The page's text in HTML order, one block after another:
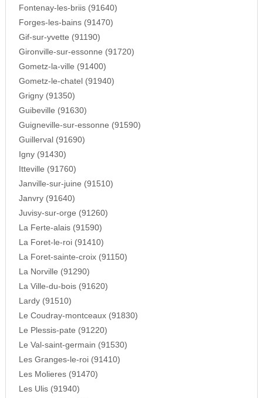
Fontenay-les-briis (91640)
Forges-les-bains (91470)
Gif-sur-yvette (91190)
Gironville-sur-essonne (91720)
Gometz-la-ville (91400)
Gometz-le-chatel (91940)
Grigny (91350)
Guibeville (91630)
Guigneville-sur-essonne (91590)
Guillerval (91690)
Igny (91430)
Itteville (91760)
Janville-sur-juine (91510)
Janvry (91640)
Juvisy-sur-orge (91260)
La Ferte-alais (91590)
La Foret-le-roi (91410)
La Foret-sainte-croix (91150)
La Norville (91290)
La Ville-du-bois (91620)
Lardy (91510)
Le Coudray-montceaux (91830)
Le Plessis-pate (91220)
Le Val-saint-germain (91530)
Les Granges-le-roi (91410)
Les Molieres (91470)
Les Ulis (91940)